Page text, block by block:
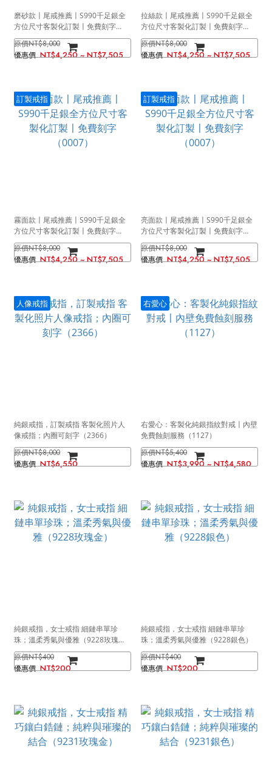
磨砂款〡尾戒推薦〡S990千足銀全
方位尺寸客製化訂製〡免費刻字
（0007）
NT$8,000
NT$4,250 ~ NT$7,505
拉絲款〡尾戒推薦〡S990千足銀全
方位尺寸客製化訂製〡免費刻字
（0007）
NT$8,000
NT$4,250 ~ NT$7,505
訂製戒指
霧面款〡尾戒推薦〡S990千足銀全
方位尺寸客製化訂製〡免費刻字
（0007）
NT$8,000
NT$4,250 ~ NT$7,505
訂製戒指
亮面款〡尾戒推薦〡S990千足銀全
方位尺寸客製化訂製〡免費刻字
（0007）
NT$8,000
NT$4,250 ~ NT$7,505
人像戒指
純銀戒指，訂製戒指 客製化照片人
像戒指；內圈可刻字（2366）
NT$8,000
NT$6,550
右愛心
右愛心：客製化純銀指紋對戒〡內壁
免費蝕刻服務（1127）
NT$5,400
NT$3,990 ~ NT$4,580
純銀戒指，女士戒指 細鏈串單珍
珠；溫柔秀氣與優雅（9228玫瑰
金）
NT$400
NT$200
純銀戒指，女士戒指 細鏈串單珍
珠；溫柔秀氣與優雅（9228銀色）
NT$400
NT$200